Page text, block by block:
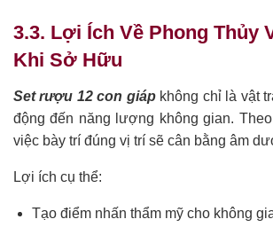
3.3. Lợi Ích Về Phong Thủy
Khi Sở Hữu
Set rượu 12 con giápkhông chỉ là vật
động đến năng lượng không gian.
việc bày trí đúng vị trí sẽ cân bằng âm
Lợi ích cụ thể:
Tạo điểm nhấn thẩm mỹ cho không